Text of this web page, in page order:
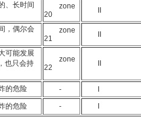
、长时间
zone
20
，偶尔会
zone
21
可能发展
也只会持
zone
22
的危险 -
的危险
-